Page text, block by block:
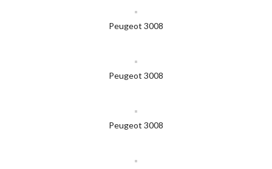
Peugeot 3008
Peugeot 3008
Peugeot 3008